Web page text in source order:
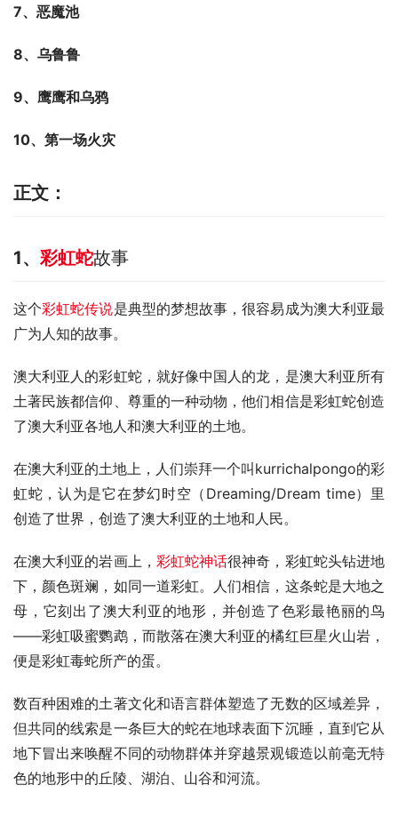
7、恶魔池
8、乌鲁鲁
9、鹰鹰和乌鸦
10、第一场火灾
正文：
1、 彩虹蛇故事
这个彩虹蛇传说是典型的梦想故事，很容易成为澳大利亚最
广为人知的故事。
澳大利亚人的彩虹蛇，就好像中国人的龙，是澳大利亚所有
土著民族都信仰、尊重的一种动物，他们相信是彩虹蛇创造
了澳大利亚各地人和澳大利亚的土地。
在澳大利亚的土地上，人们崇拜一个叫kurrichalpongo的彩
虹蛇，认为是它在梦幻时空（Dreaming/Dream time）里
创造了世界，创造了澳大利亚的土地和人民。
在澳大利亚的岩画上， 彩虹蛇神话很神奇，彩虹蛇头钻进地
下，颜色斑斓，如同一道彩虹。人们相信，这条蛇是大地之
母，它刻出了澳大利亚的地形，并创造了色彩最艳丽的鸟
——彩虹吸蜜鹦鹉，而散落在澳大利亚的橘红巨星火山岩，
便是彩虹毒蛇所产的蛋。
数百种困难的土著文化和语言群体塑造了无数的区域差异，
但共同的线索是一条巨大的蛇在地球表面下沉睡，直到它从
地下冒出来唤醒不同的动物群体并穿越景观锻造以前毫无特
色的地形中的丘陵、湖泊、山谷和河流。